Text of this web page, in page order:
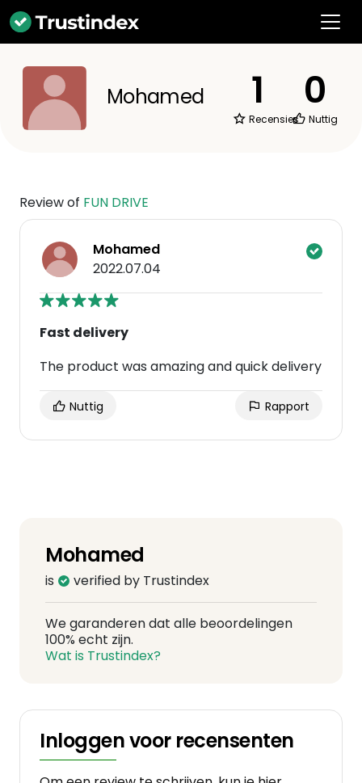
Mohamed 1
Recensies
0
Nuttig
Review of FUN DRIVE
Mohamed
2022.07.04
Fast delivery
The product was amazing and quick delivery
Nuttig Rapport
Mohamed
is verified by Trustindex
We garanderen dat alle beoordelingen
100% echt zijn.
Wat is Trustindex?
Inloggen voor recensenten